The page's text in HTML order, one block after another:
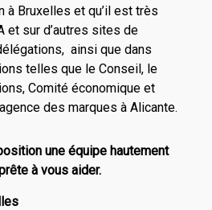
à Bruxelles et qu’il est très
et sur d’autres sites de
ainsi que dans
telles que le Conseil, le
Comité économique et
des marques à Alicante.
une équipe hautement
à vous aider.